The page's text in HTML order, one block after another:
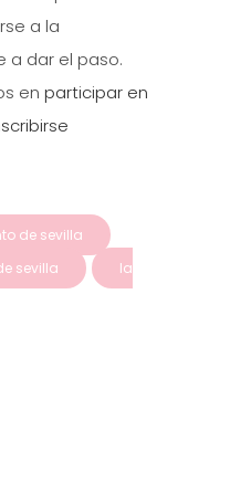
a la
a dar el paso.
en participar en
de sevilla
sevilla
la